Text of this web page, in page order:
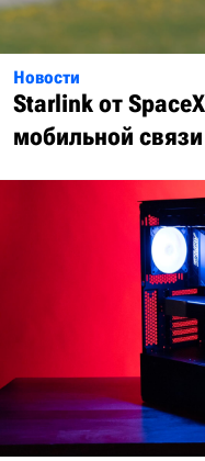
Новости
Starlink от
мобильной связи